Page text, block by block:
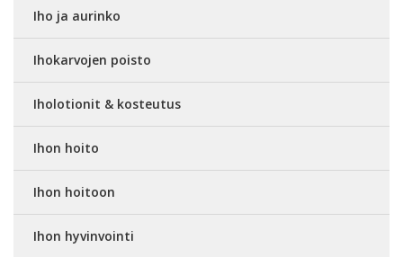
Iho ja aurinko
Ihokarvojen poisto
Iholotionit & kosteutus
Ihon hoito
Ihon hoitoon
Ihon hyvinvointi